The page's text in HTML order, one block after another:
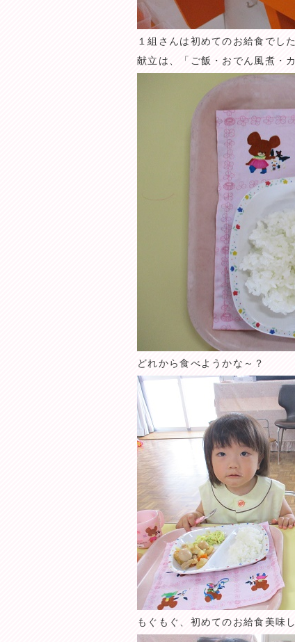
１組さんは初めてのお給食でした
献立は、「ご飯・おでん風煮・
どれから食べようかな～？
もぐもぐ、初めてのお給食美味